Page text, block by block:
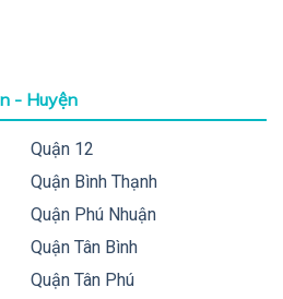
- Huyện
Quận 12
Quận Bình Thạnh
Quận Phú Nhuận
Quận Tân Bình
Quận Tân Phú